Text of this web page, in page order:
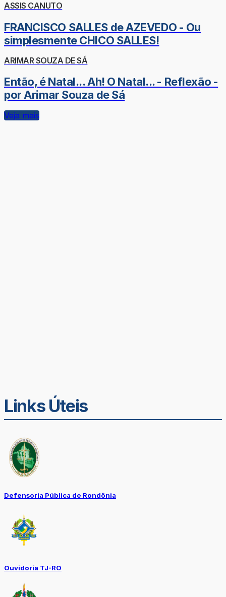
ASSIS CANUTO
FRANCISCO SALLES de AZEVEDO - Ou
simplesmente CHICO SALLES!
ARIMAR SOUZA DE SÁ
Então, é Natal... Ah! O Natal... - Reflexão -
por Arimar Souza de Sá
Veja mais
Links Úteis
Defensoria Pública de Rondônia
Ouvidoria TJ-RO